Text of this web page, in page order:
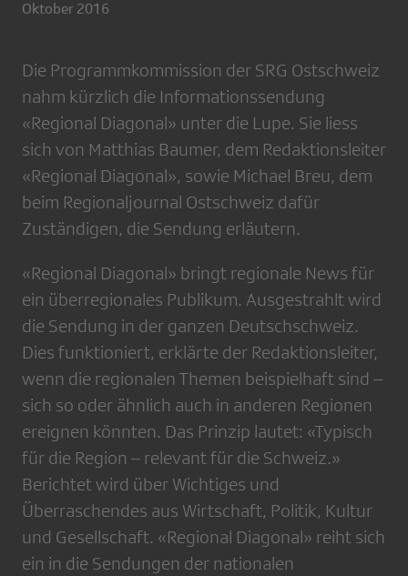
Oktober 2016
Die Programmkommission der SRG Ostschweiz
nahm kürzlich die Informationssendung
«Regional Diagonal» unter die Lupe. Sie liess
sich von Matthias Baumer, dem Redaktionsleiter
«Regional Diagonal», sowie Michael Breu, dem
beim Regionaljournal Ostschweiz dafür
Zuständigen, die Sendung erläutern.
«Regional Diagonal» bringt regionale News für
ein überregionales Publikum. Ausgestrahlt wird
die Sendung in der ganzen Deutschschweiz.
Dies funktioniert, erklärte der Redaktionsleiter,
wenn die regionalen Themen beispielhaft sind –
sich so oder ähnlich auch in anderen Regionen
ereignen könnten. Das Prinzip lautet: «Typisch
für die Region – relevant für die Schweiz.»
Berichtet wird über Wichtiges und
Überraschendes aus Wirtschaft, Politik, Kultur
und Gesellschaft. «Regional Diagonal» reiht sich
ein in die Sendungen der nationalen